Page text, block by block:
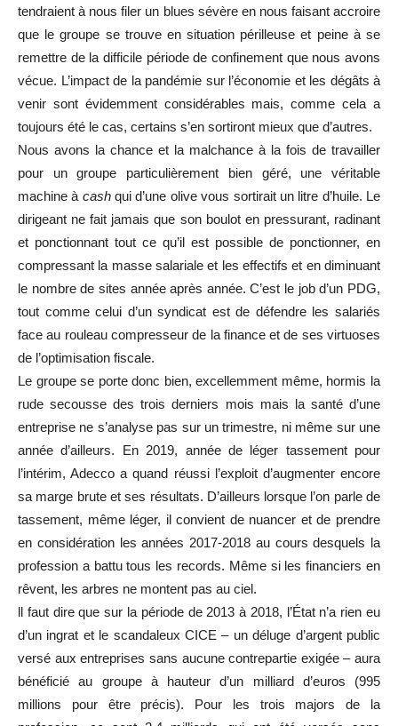
tendraient à nous filer un blues sévère en nous faisant accroire
que le groupe se trouve en situation périlleuse et peine à se
remettre de la difficile période de confinement que nous avons
vécue. L’impact de la pandémie sur l’économie et les dégâts à
venir sont évidemment considérables mais, comme cela a
toujours été le cas, certains s’en sortiront mieux que d’autres.
Nous avons la chance et la malchance à la fois de travailler
pour un groupe particulièrement bien géré, une véritable
machine à cashqui d’une olive vous sortirait un litre d’huile. Le
dirigeant ne fait jamais que son boulot en pressurant, radinant
et ponctionnant tout ce qu’il est possible de ponctionner, en
compressant la masse salariale et les effectifs et en diminuant
le nombre de sites année après année. C’est le job d’un PDG,
tout comme celui d’un syndicat est de défendre les salariés
face au rouleau compresseur de la finance et de ses virtuoses
de l’optimisation fiscale.
Le groupe se porte donc bien, excellemment même, hormis la
rude secousse des trois derniers mois mais la santé d’une
entreprise ne s’analyse pas sur un trimestre, ni même sur une
année d’ailleurs. En 2019, année de léger tassement pour
l’intérim, Adecco a quand réussi l’exploit d’augmenter encore
sa marge brute et ses résultats. D’ailleurs lorsque l’on parle de
tassement, même léger, il convient de nuancer et de prendre
en considération les années 2017-2018 au cours desquels la
profession a battu tous les records. Même si les financiers en
rêvent, les arbres ne montent pas au ciel.
ll faut dire que sur la période de 2013 à 2018, l’État n’a rien eu
d’un ingrat et le scandaleux CICE – un déluge d’argent public
versé aux entreprises sans aucune contrepartie exigée – aura
bénéficié au groupe à hauteur d’un milliard d’euros (995
millions pour être précis). Pour les trois majors de la